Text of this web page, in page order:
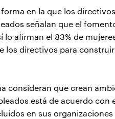
en la que los
señalan que el
afirman el 83% de
los directivos para
consideran que crean
está de acuerdo con
en sus organizaciones